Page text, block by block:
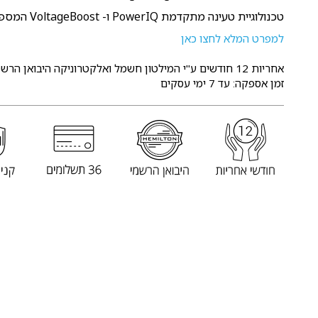
טכנולוגיית טעינה מתקדמת PowerIQ ו- VoltageBoost המספקים את הטעינה המהירה ביותר.
למפרט המלא לחצו כאן
אחריות 12 חודשים
ע"י המילטון חשמל ואלקטרוניקה היבואן
זמן אספקה: עד 7 ימי עסקים